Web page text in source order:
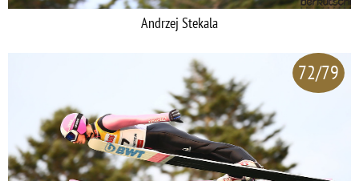
Andrzej Stekala
72/79